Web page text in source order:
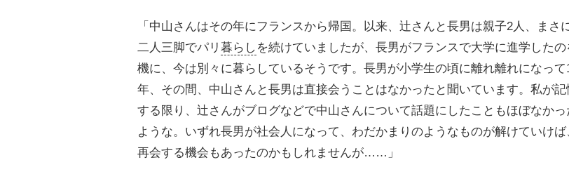
「中山さんはその年にフランスから帰国。以来、辻さんと長男は親子2人、まさ
二人三脚でパリ 暮らし を続けていましたが、長男がフランスで大学に進学したの
機に、今は別々に暮らしているそうです。長男が小学生の頃に離れ離れになって
年、その間、中山さんと長男は直接会うことはなかったと聞いています。私が記
する限り、辻さんがブログなどで中山さんについて話題にしたこともほぼなかっ
ような。いずれ長男が社会人になって、わだかまりのようなものが解けていけば
再会する機会もあったのかもしれませんが……」